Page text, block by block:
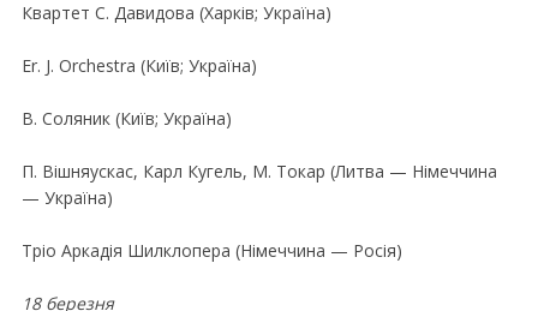
Квартет C. Давидова (Харкiв; Україна)
Er. J. Orchestra (Київ; Україна)
В. Соляник (Київ; Україна)
П. Вiшняускас, Карл Кугель, М. Токар (Литва — Нiмеччина
— Україна)
Трiо Аркадiя Шилклопера (Нiмеччина — Росiя)
18 березня